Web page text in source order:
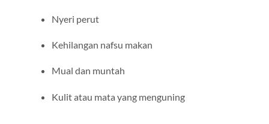
Nyeri perut
Kehilangan nafsu makan
Mual dan muntah
Kulit atau mata yang menguning